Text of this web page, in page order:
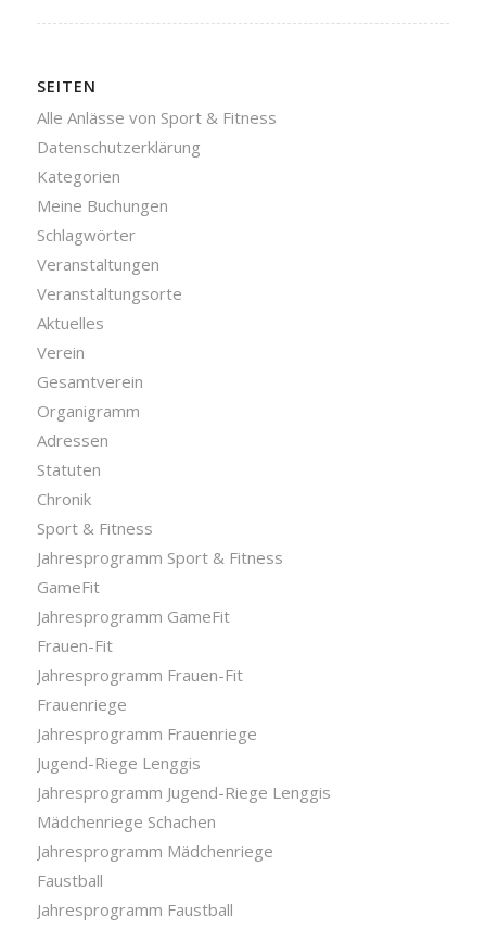
SEITEN
Alle Anlässe von Sport & Fitness
Datenschutzerklärung
Kategorien
Meine Buchungen
Schlagwörter
Veranstaltungen
Veranstaltungsorte
Aktuelles
Verein
Gesamtverein
Organigramm
Adressen
Statuten
Chronik
Sport & Fitness
Jahresprogramm Sport & Fitness
GameFit
Jahresprogramm GameFit
Frauen-Fit
Jahresprogramm Frauen-Fit
Frauenriege
Jahresprogramm Frauenriege
Jugend-Riege Lenggis
Jahresprogramm Jugend-Riege Lenggis
Mädchenriege Schachen
Jahresprogramm Mädchenriege
Faustball
Jahresprogramm Faustball